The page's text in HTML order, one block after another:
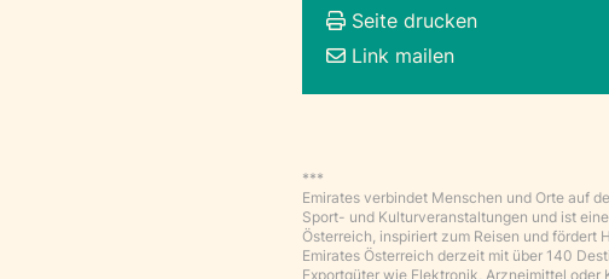
Seite drucken
Link mailen
***
Emirates verbindet Menschen und Orte auf
Sport- und Kulturveranstaltungen und ist
Österreich, inspiriert zum Reisen und
Emirates Österreich derzeit mit über 140
Exportgüter wie Elektronik, Arzneimittel